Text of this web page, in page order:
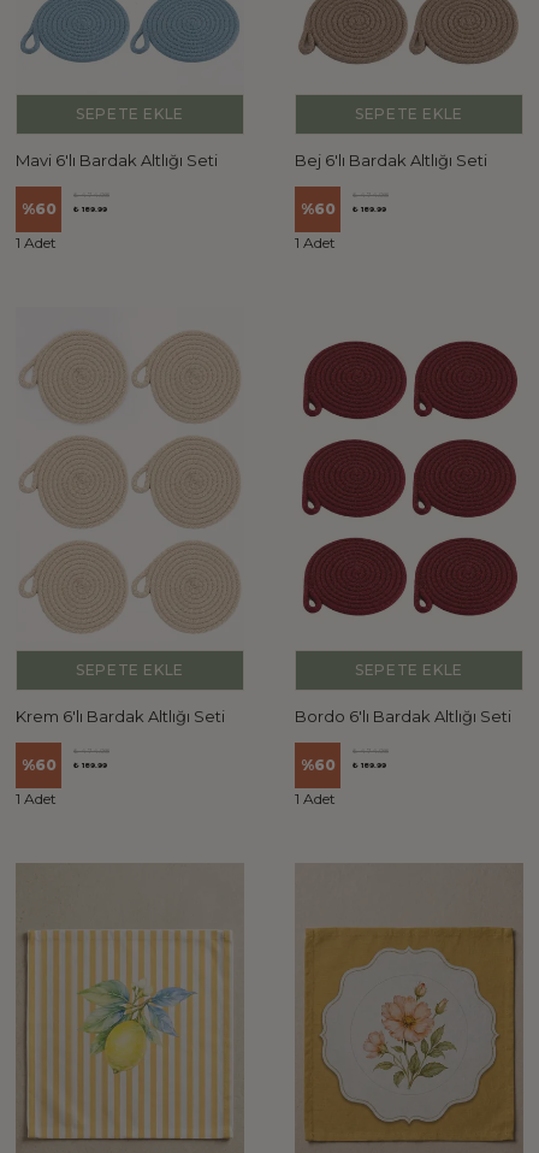
SEPETE EKLE
Mavi 6'lı Bardak Altlığı Seti
%60
₺ 474.98
₺ 189.99
1 Adet
SEPETE EKLE
Bej 6'lı Bardak Altlığı Seti
%60
₺ 474.98
₺ 189.99
1 Adet
SEPETE EKLE
Krem 6'lı Bardak Altlığı Seti
%60
₺ 474.98
₺ 189.99
1 Adet
SEPETE EKLE
Bordo 6'lı Bardak Altlığı Seti
%60
₺ 474.98
₺ 189.99
1 Adet